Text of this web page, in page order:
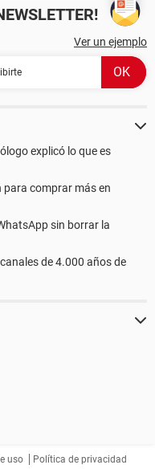
Ver un ejemplo
explicó lo que es
para comprar más en
sin borrar la
de 4.000 años de
uso
Política de privacidad